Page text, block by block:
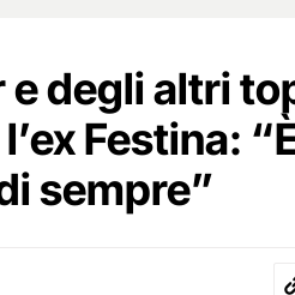
e degli altri
Festina:
sempre”